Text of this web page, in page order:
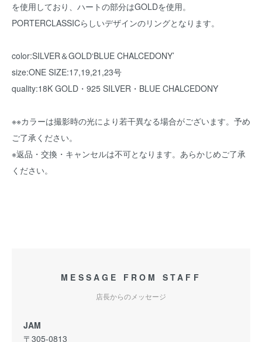
を使用しており、ハートの部分はGOLDを使用。
PORTERCLASSICらしいデザインのリングとなります。
color:SILVER＆GOLD‘BLUE CHALCEDONY’
size:ONE SIZE:17,19,21,23号
quality:18K GOLD・925 SILVER・BLUE CHALCEDONY
※※カラーは撮影時の光により若干異なる場合がございます。予め
ご了承ください。
※返品・交換・キャンセルは不可となります。あらかじめご了承
ください。
MESSAGE FROM STAFF
店長からのメッセージ
JAM
〒305-0813